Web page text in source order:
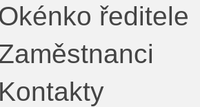
ředitele
Kontakty